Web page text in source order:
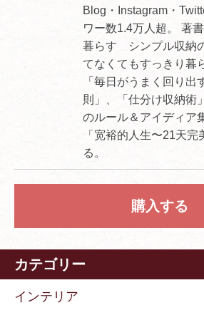
Blog・Instagram・
ワー数1.4万人超。 著
暮らす シンプル収納
てなくてもすっきり暮
「毎日がうまく回り出
則」、「仕分け収納術
のルール＆アイディア
「宽裕的人生〜21天
る。
購入する
カテゴリー
インテリア